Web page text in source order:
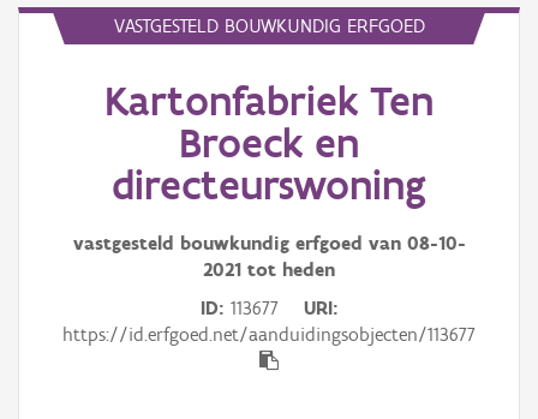
Erfgoedobject
VASTGESTELD BOUWKUNDIG ERFGOED
Kartonfabriek Ten
Broeck en
directeurswoning
vastgesteld bouwkundig erfgoed van 08-10-
2021 tot heden
ID 113677
URI
https://id.erfgoed.net/aanduidingsobjecten/113677